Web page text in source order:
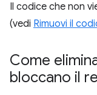
Il codice che non
(vedi Rimuovi il
Come
bloccano il